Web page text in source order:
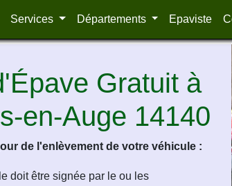
Services Départements Epaviste
Gratuit à
en-Auge 14140
de l'enlèvement de votre véhicule :
doit être signée par le ou les